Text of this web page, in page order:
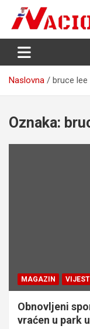
content
Nacija želi znati više
Naslovna bruce lee
Oznaka:
MAGAZIN
Obnovljeni
vraćen u park